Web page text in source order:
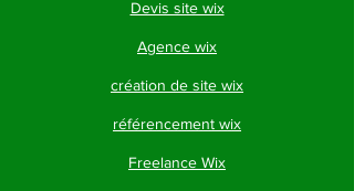
Devis site wix
Agence wix
création de site wix
référencement wix
Freelance Wix